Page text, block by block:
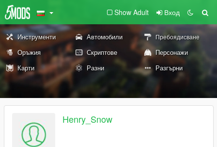
Show Adult Вход
Инструменти Автомобили Пребоядисване
Оръжия Скриптове
Персонажи
Карти
Разни Разгърни
Henry_Snow